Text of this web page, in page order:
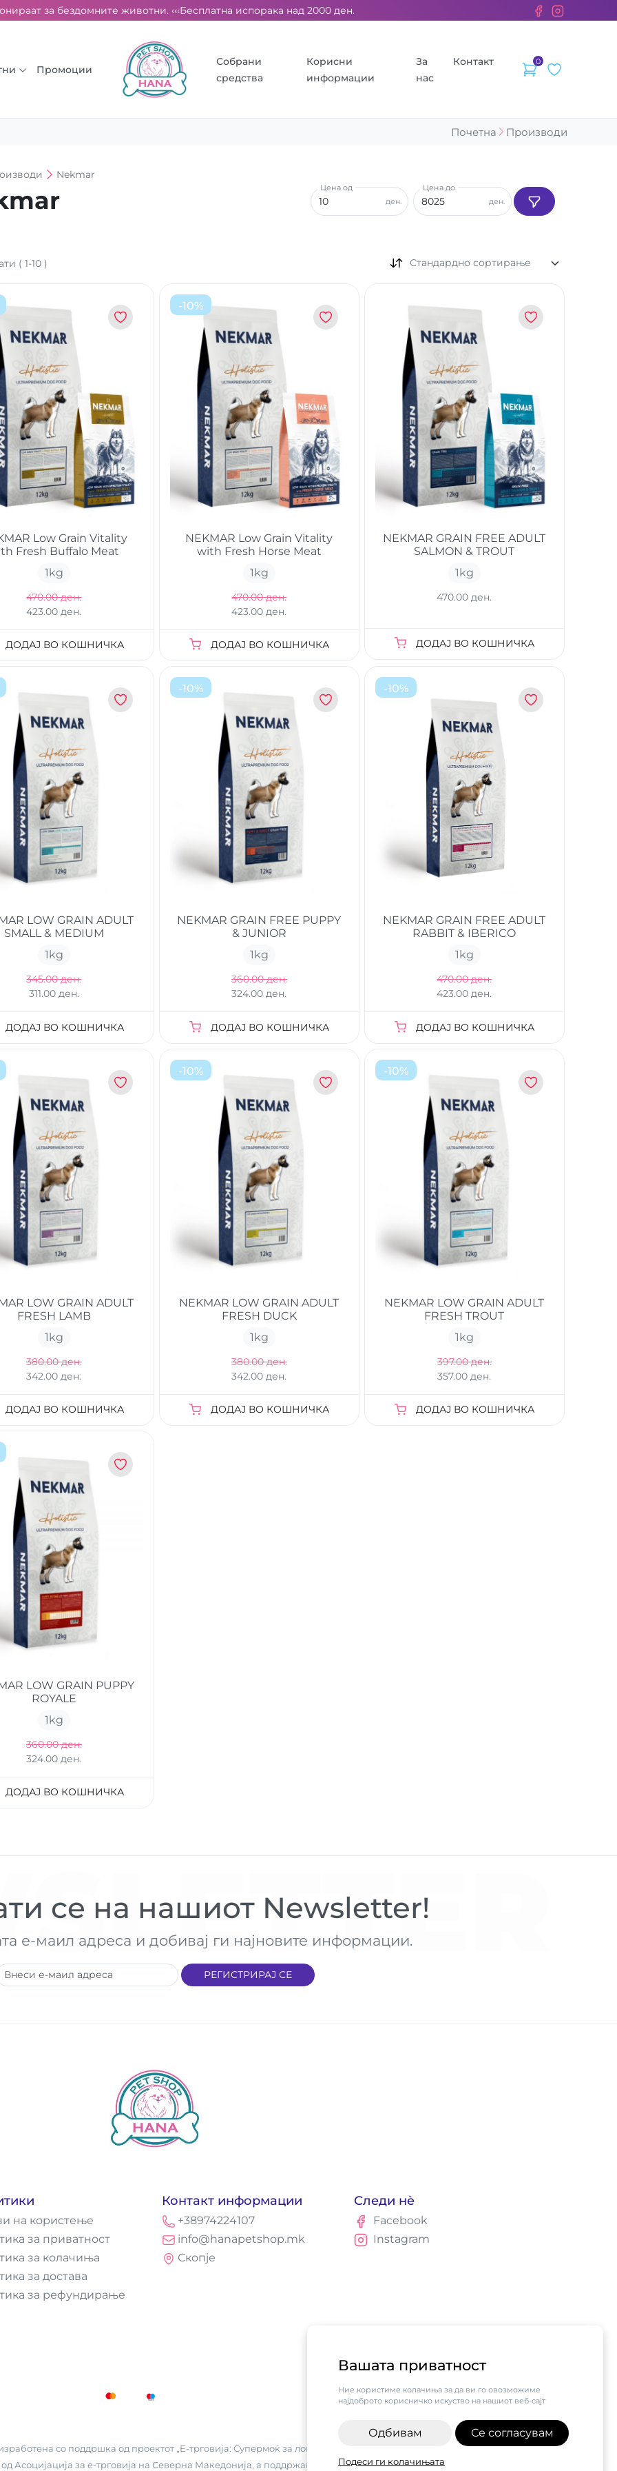
Вашата приватност
Ние користиме колачиња за да ви го овозможиме
најдоброто корисничко искуство на нашиот веб-сајт
Одбивам Се согласувам
Подеси ги колачињата
за бездомните животни. ‹‹‹Бесплатна испорака над 2000 ден. ››› 2% од секоја сметка се донираат за бездомните
Промоции
Собрани
средства
Корисни
информации
За
нас
Контакт 0
Почетна Производи
Nekmar
ден.
Цена од
ден.
Цена до
( 1-10) Стандардно сортирање
Low Grain Vitality
Fresh Buffalo Meat
1kg
470.00 ден.
423.00 ден.
ДОДАЈ ВО КОШНИЧКА
-10%
NEKMAR Low Grain Vitality
with Fresh Horse Meat
1kg
470.00 ден.
423.00 ден.
ДОДАЈ ВО КОШНИЧКА
NEKMAR GRAIN FREE ADULT
SALMON & TROUT
1kg
470.00 ден.
ДОДАЈ ВО КОШНИЧКА
LOW GRAIN ADULT
SMALL & MEDIUM
1 kg
345.00 ден.
311.00 ден.
ДОДАЈ ВО КОШНИЧКА
-10%
NEKMAR GRAIN FREE PUPPY
& JUNIOR
1 kg
360.00 ден.
324.00 ден.
ДОДАЈ ВО КОШНИЧКА
-10%
NEKMAR GRAIN FREE ADULT
RABBIT & IBERICO
1 kg
470.00 ден.
423.00 ден.
ДОДАЈ ВО КОШНИЧКА
LOW GRAIN ADULT
FRESH LAMB
1 kg
380.00 ден.
342.00 ден.
ДОДАЈ ВО КОШНИЧКА
-10%
NEKMAR LOW GRAIN ADULT
FRESH DUCK
1 kg
380.00 ден.
342.00 ден.
ДОДАЈ ВО КОШНИЧКА
-10%
NEKMAR LOW GRAIN ADULT
FRESH TROUT
1 kg
397.00 ден.
357.00 ден.
ДОДАЈ ВО КОШНИЧКА
LOW GRAIN PUPPY
ROYALE
1kg
360.00 ден.
324.00 ден.
ДОДАЈ ВО КОШНИЧКА
се на нашиот Newsletter!
е-маил адреса и добивај ги најновите информации.
РЕГИСТРИРАЈ СЕ
на користење
за приватност
за колачиња
за достава
за рефундирање
Контакт информации
+38974224107
info@hanapetshop.mk
Скопје
Следи нè
Facebook
Instagram
со поддршка од проектот „Е-трговија: Супермоќ за локалните бизниси vol.2",
Асоцијација за е-трговија на Северна Македонија, а поддржан од компанијата Visa.